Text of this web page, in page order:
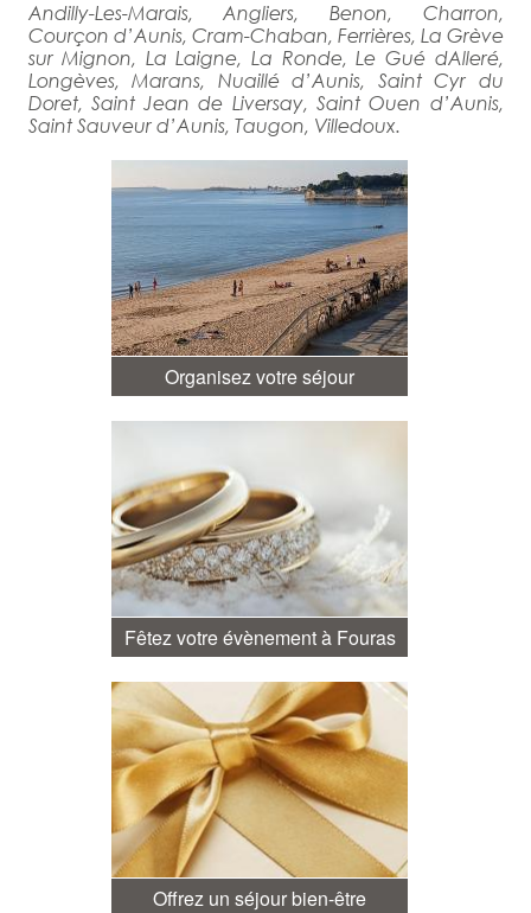
Andilly-Les-Marais, Angliers, Benon, Charron,
Courçon d’Aunis, Cram-Chaban, Ferrières, La Grève
sur Mignon, La Laigne, La Ronde, Le Gué dAlleré,
Longèves, Marans, Nuaillé d’Aunis, Saint Cyr du
Doret, Saint Jean de Liversay, Saint Ouen d’Aunis,
Saint Sauveur d’Aunis, Taugon, Villedoux.
Organisez votre séjour
Fêtez votre évènement à Fouras
Offrez un séjour bien-être